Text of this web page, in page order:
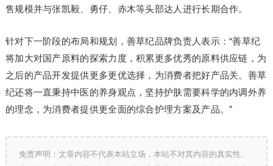
售规模并与张凯毅、勇仔、赤木等头部达人进行长期合作。
针对下一阶段的布局和规划，善草纪品牌负责人表示：“善草纪
将加大对国产原料的探索力度，积累更多优秀的原料供应链，为
之后的产品开发提供更多更优选择，为消费者把好产品关。善草
纪还将一直秉持中医的养身观点，坚持护肤需要科学的内调外养
的理念，为消费者提供更全面的综合护理方案及产品。”
免责声明：文章内容不代表本站立场，本站不对其内容的真实性、